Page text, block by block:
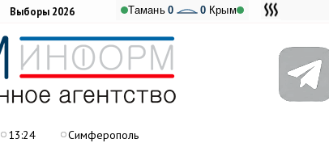
Ай-
Тамань 0 0 Крым
Выборы 2026
13:24 Симферополь